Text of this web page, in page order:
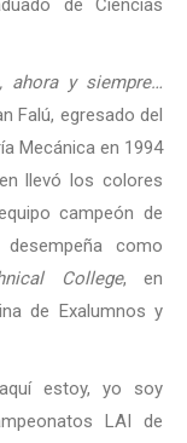
de Ciencias
ahora y siempre…
Falú, egresado del
Mecánica en 1994
llevó los colores
campeón de
como
College, en
de Exalumnos y
estoy, yo soy
LAI de